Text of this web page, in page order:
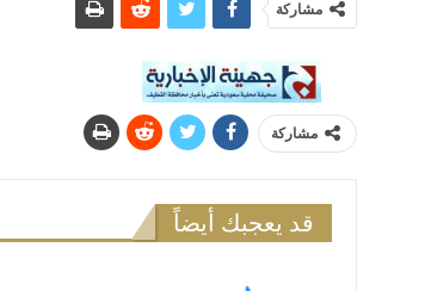
مشاركة
مشاركة
قد يعجبك أيضاً